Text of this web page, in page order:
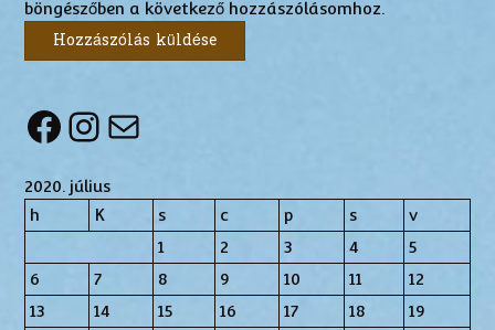
böngészőben a következő hozzászólásomhoz.
Facebook
Instagram
Mail
2020. július
h
K s c p s
v
1
2 3 4
5
6
7 8 9 10 11
12
13
14 15 16 17 18
19